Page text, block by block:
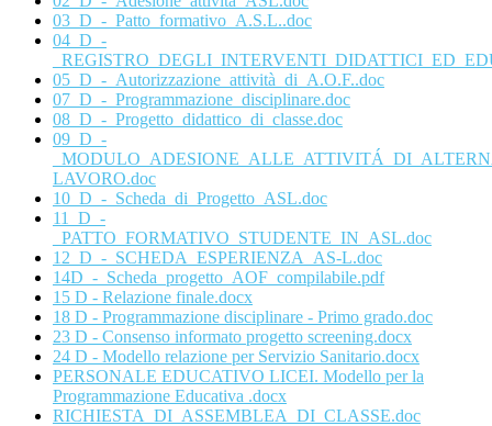
03_D_-_Patto_formativo_A.S.L..doc
04_D_-
05_D_-_Autorizzazione_attività_di_A.O.F..doc
07_D_-_Programmazione_disciplinare.doc
08_D_-_Progetto_didattico_di_classe.doc
09_D_-
LAVORO.doc
10_D_-_Scheda_di_Progetto_ASL.doc
11_D_-
_PATTO_FORMATIVO_STUDENTE_IN_ASL.doc
12_D_-_SCHEDA_ESPERIENZA_AS-L.doc
14D_-_Scheda_progetto_AOF_compilabile.pdf
15 D - Relazione finale.docx
18 D - Programmazione disciplinare - Primo grado.doc
23 D - Consenso informato progetto screening.docx
24 D - Modello relazione per Servizio Sanitario.docx
PERSONALE EDUCATIVO LICEI. Modello per la
Programmazione Educativa .docx
RICHIESTA_DI_ASSEMBLEA_DI_CLASSE.doc